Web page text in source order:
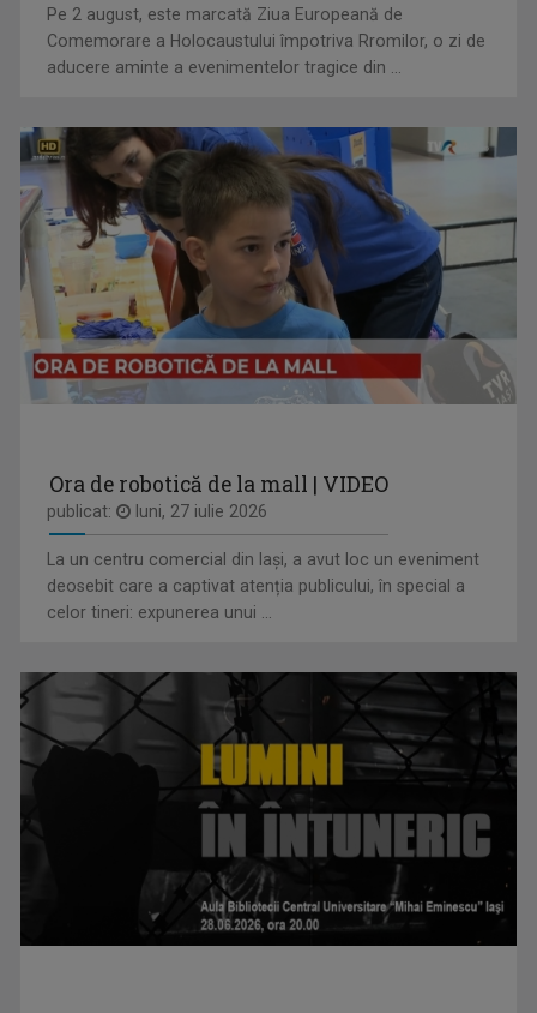
Dezbatere pe teme medicale. Cei mai buni ...
ENERGIA Z
„Energia Z” evocă dinamismul tinerilor care, ...
Emisiune bilunară în care muzica vorbeşte
MARIA FLOREA
După aproape 30 de ani de jurnalism, a învăţat ...
OVIDIU MIHĂIUC
Prezintă emisiunea "Educația la Zi" și ...
IOANA DOLEANU
Face parte din echipa TVR Iași din 2022, după ...
Pe 2 august, este marcată Ziua Europeană de
Comemorare a Holocaustului împotriva Rromilor, o zi de
aducere aminte a evenimentelor tragice din ...
Ora de robotică de la mall | VIDEO
publicat: luni, 27 iulie 2026
La un centru comercial din Iași, a avut loc un eveniment
deosebit care a captivat atenția publicului, în special a
celor tineri: expunerea unui ...